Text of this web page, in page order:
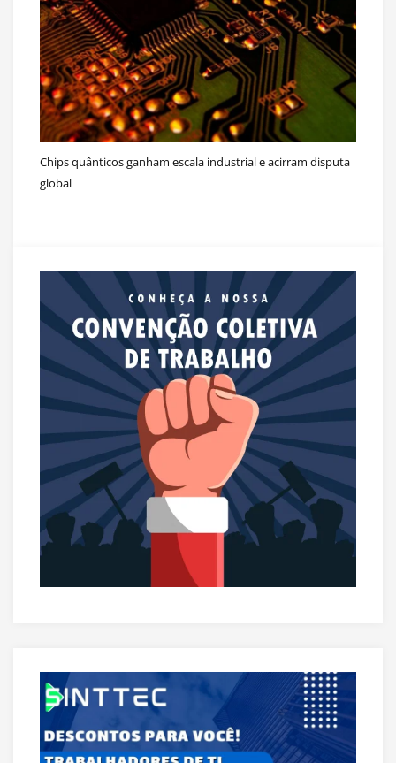
Chips quânticos ganham escala industrial e acirram disputa
global